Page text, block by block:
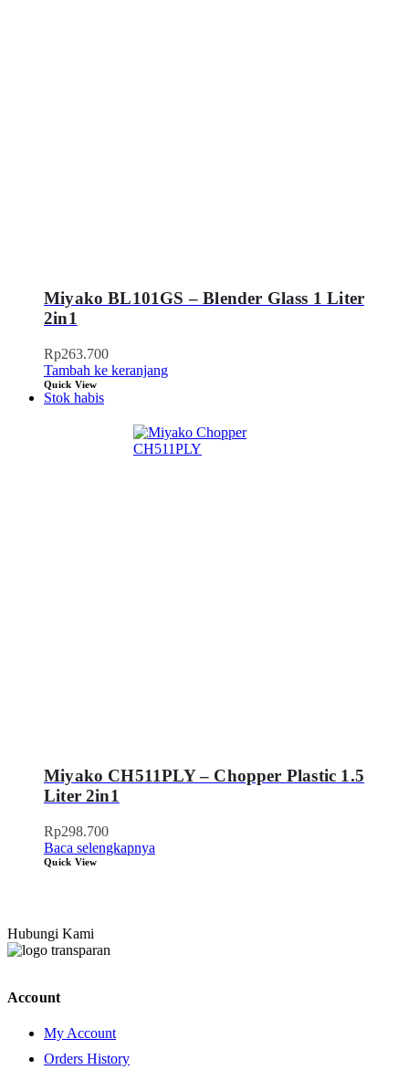
Miyako BL101GS – Blender Glass 1 Liter
2in1
Rp263.700
Tambah ke keranjang
Quick View
Stok habis
Miyako CH511PLY – Chopper Plastic 1.5
Liter 2in1
Rp298.700
Baca selengkapnya
Quick View
Hubungi Kami
Account
My Account
Orders History